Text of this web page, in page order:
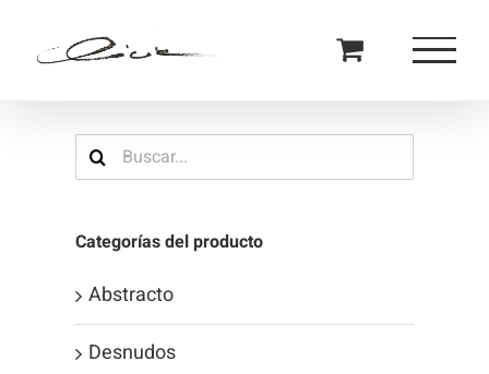
Buscar:
Categorías del producto
Abstracto
Desnudos